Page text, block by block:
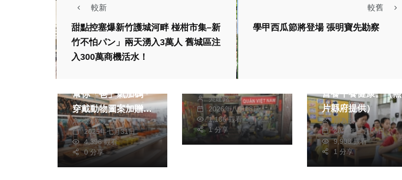
較新
甜點控塞爆新竹護城河畔 椪柑市集–新
竹不怕パン」兩天湧入3萬人 舊城區注
入300萬商機活水！
較舊
學甲西瓜節將登場 張明寶先勘察
社會 生活
美食
幫你「爸」氣加碼
穿戴動物圖案加贈餐
飲 鄭銘德
2025年七月31日
4,396 觀看
0 分享
美食
晨光尚未完全劃破后
里區中興街的靜謐、
撥動、當大多數人還
在夢鄉徘徊時、這裡
早已升起第一縷氤氳
的香氣、對居住在后
吳建銘
2026年八月08日
1,186 觀看
1 分享
生活 健康及醫療
營養午餐健康。（照
片縣府提供）
周為政
2024年三月06日
9,908 觀看
1 分享
生活 美食
客家茶金大戶宴席為
健康及醫療 影視
文教 綜合